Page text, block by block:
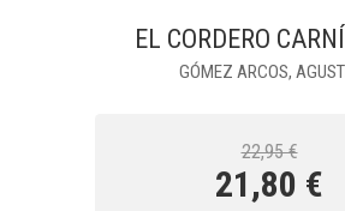
EL CORDERO
GÓMEZ ARCOS,
22,95 €
21,80 €